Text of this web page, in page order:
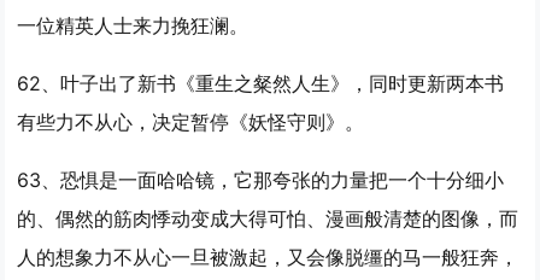
一位精英人士来力挽狂澜。
62、叶子出了新书《重生之粲然人生》，同时更新两本书
有些力不从心 ，决定暂停《妖怪守则》。
63、恐惧是一面哈哈镜，它那夸张的力量把一个十分细小
的、偶然的筋肉悸动变成大得可怕、漫画般清楚的图像，而
人的想象力不从心一旦被激起，又会像脱缰的马一般狂奔，